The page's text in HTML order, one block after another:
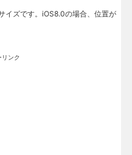
イズです。iOS8.0の場合、位置が
リンク